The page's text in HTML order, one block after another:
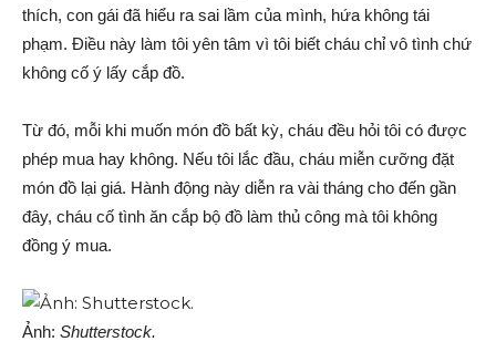
thích, con gái đã hiểu ra sai lầm của mình, hứa không tái
phạm. Điều này làm tôi yên tâm vì tôi biết cháu chỉ vô tình chứ
không cố ý lấy cắp đồ.
Từ đó, mỗi khi muốn món đồ bất kỳ, cháu đều hỏi tôi có được
phép mua hay không. Nếu tôi lắc đầu, cháu miễn cưỡng đặt
món đồ lại giá. Hành động này diễn ra vài tháng cho đến gần
đây, cháu cố tình ăn cắp bộ đồ làm thủ công mà tôi không
đồng ý mua.
Ảnh: Shutterstock.